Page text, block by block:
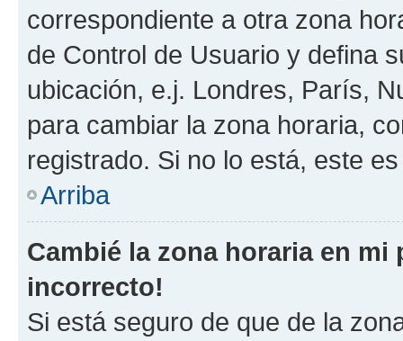
correspondiente a otra zona
de Control de Usuario y defina
ubicación, e.j. Londres, París,
para cambiar la zona horaria,
registrado. Si no lo está, este
Arriba
Cambié la zona horaria en
incorrecto!
Si está seguro de que de la